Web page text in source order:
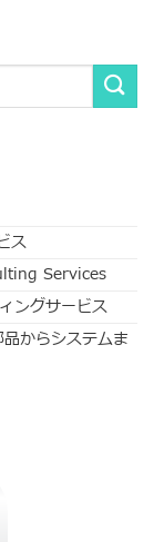
ス
Services
ングサービス
からシステムま